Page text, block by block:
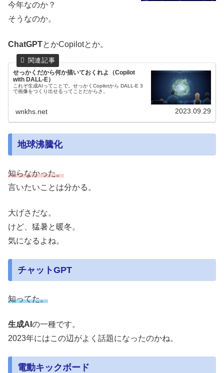
今年なのか？
そうなのか。
ChatGPTとかCopilotとか。
せっかくだから何か描いておくれよ（Copilot
with DALL-E）
これぞ生成AIってことで。せっかくCopilotから DALL-E 3
で画像をつくり出せるってことだからさ。
wnkhs.net 2023.09.29
地球沸騰化
知らなかった。
言いたいことは分かる。
大げさだな。
けど、猛暑と暖冬。
気になるよね。
チャットGPT
知ってた。
生成AI の一種です。
2023年にはこの辺がよく話題になったのかね。
電動キックボード